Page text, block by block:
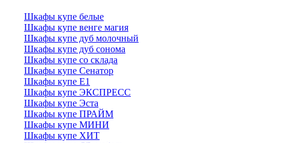
Шкафы купе белые
Шкафы купе венге магия
Шкафы купе дуб молочный
Шкафы купе дуб сонома
Шкафы купе со склада
Шкафы купе Сенатор
Шкафы купе Е1
Шкафы купе ЭКСПРЕСС
Шкафы купе Эста
Шкафы купе ПРАЙМ
Шкафы купе МИНИ
Шкафы купе ХИТ